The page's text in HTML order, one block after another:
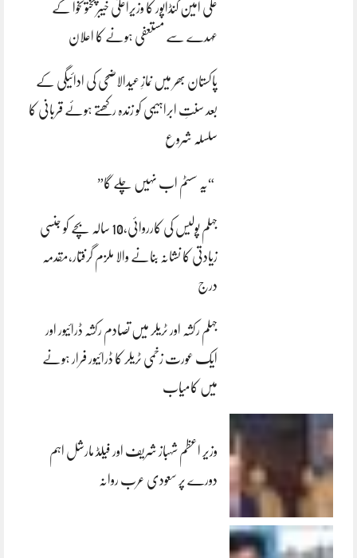
علی امین گنڈاپور کا وزیراعلیٰ خیبرپختونخوا کے
عہدے سے مستعفی ہونے کا اعلان
پاکستان بھر میں نمازِ عیدالاضحی کی ادائیگی کے
بعد سنتِ ابراہیمی کو زندہ رکھتے ہوئے قربانی کا
سلسلہ شروع
“یہ سسٹم اب نہیں چلے گا”
جہلم پولیس کی کارروائی،10 سالہ بچے کو جنسی
زیادتی کا نشانہ بنانے والا ملزم گرفتار،مقدمہ
درج
جہلم رکشہ اور ٹریلر میں تصادم رکشہ ڈرائیور اور
ایک عورت زخمی ٹریلر کا ڈرائیور فرار ہونے
میں کامیاب
وزیر اعظم شہباز شریف اور فیلڈ مارشل اہم
دورے پر سعودی عرب روانہ